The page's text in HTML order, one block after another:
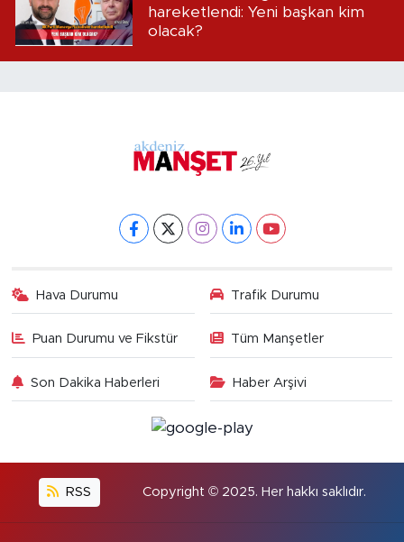
hareketlendi: Yeni başkan kim
olacak?
Hava Durumu Trafik Durumu
Puan Durumu ve Fikstür Tüm Manşetler
Son Dakika Haberleri Haber Arşivi
RSS Copyright © 2025. Her hakkı saklıdır.